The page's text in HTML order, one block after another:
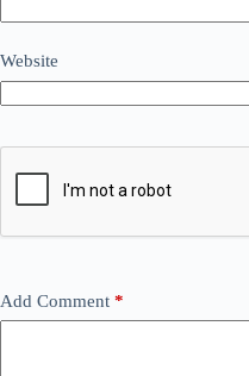
Website
Add Comment *